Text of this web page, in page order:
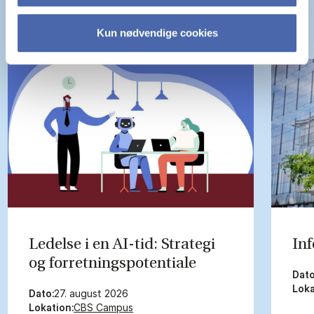
Kun nødvendige cookies
Le­del­se i en AI-tid: Stra­te­gi
og for­ret­nings­po­ten­ti­a­le
Dato:27. august 2026
Lokation:CBS Campus